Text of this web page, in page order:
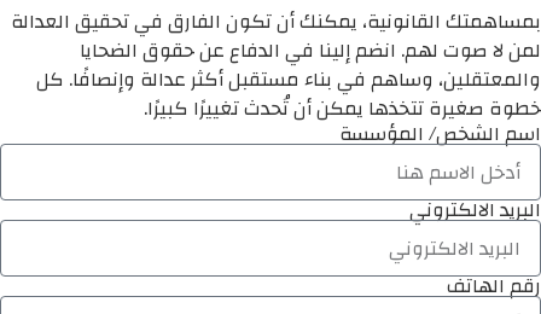
بمساهمتك القانونية، يمكنك أن تكون الفارق في تحقيق العدالة
لمن لا صوت لهم. انضم إلينا في الدفاع عن حقوق الضحايا
والمعتقلين، وساهم في بناء مستقبل أكثر عدالة وإنصافًا. كل
خطوة صغيرة تتخذها يمكن أن تُحدث تغييرًا كبيرًا.
اسم الشخص/ المؤسسة
البريد الالكتروني
رقم الهاتف